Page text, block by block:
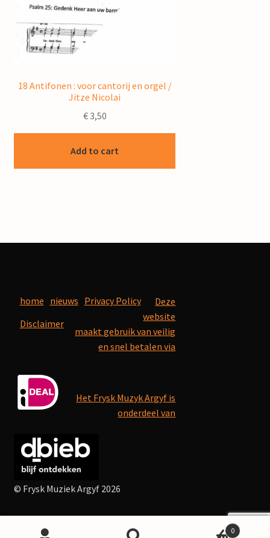
18 Antifonen : voor cantorij en orgel /
Jitze Nicolai
€3,50
Add to cart
home nieuws Privacy Policy
Disclaimer
Deze
website
maakt gebruik van veilig
en snel betalen via
Het Frysk Muzyk Argyf is
onderdeel van
© Frysk Muziek Argyf 2026
0